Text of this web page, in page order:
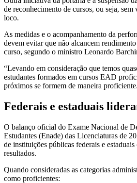
de reconhecimento de cursos, ou seja, sem
loco.
As medidas e o acompanhamento da
devem evitar que não alcancem
curso, segundo o ministro Leonardo
“Levando em consideração que temos
estudantes formados em cursos EAD
próximos se formem de maneira
Federais e estaduais
O balanço oficial do Exame Nacional de
Estudantes (Enade) das Licenciaturas de
de instituições públicas federais e
resultados.
Quando consideradas as categorias
como proficientes: